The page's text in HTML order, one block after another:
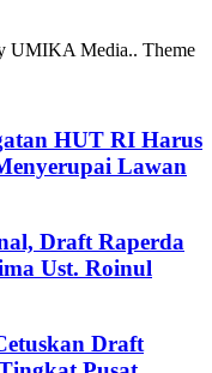
UMIKA Media.. Theme
HUT RI Harus
Lawan
Draft Raperda
Ust. Roinul
Draft